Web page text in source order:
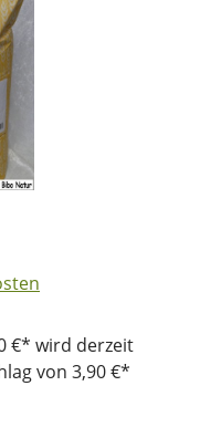
€* wird derzeit
von 3,90 €*